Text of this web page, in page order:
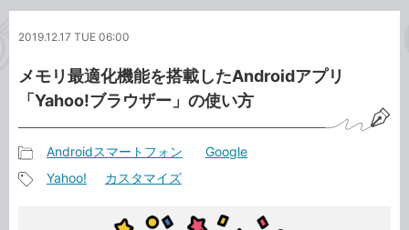
ッ
2019.12.17 TUE 06:00
メモリ最適化機能を搭載したAndroidアプリ
「Yahoo!ブラウザー」の使い方
事
Androidスマートフォン Google
Yahoo! カスタマイズ